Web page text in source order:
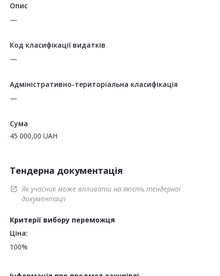
Опис
—
Код класифікації видатків
—
Адміністративно-територіальна класифікація
—
Сума
45 000,00 UAH
Тендерна документація
open_in_new
Як учасник може впливати на якість тендерної
документації
Критерії вибору переможця
Ціна:
100%